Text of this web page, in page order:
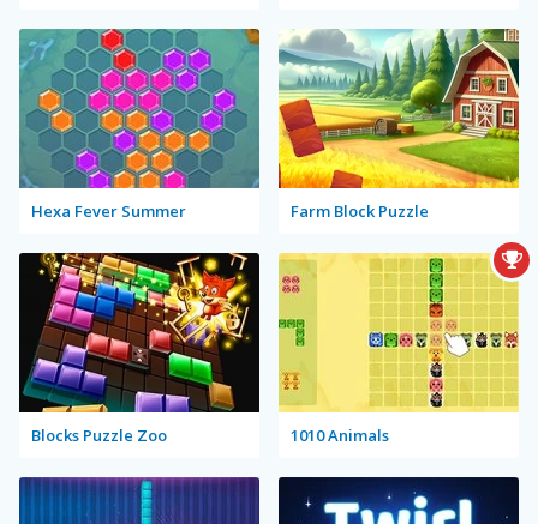
Hexa Fever Summer Farm Block Puzzle
Blocks Puzzle Zoo 1010 Animals